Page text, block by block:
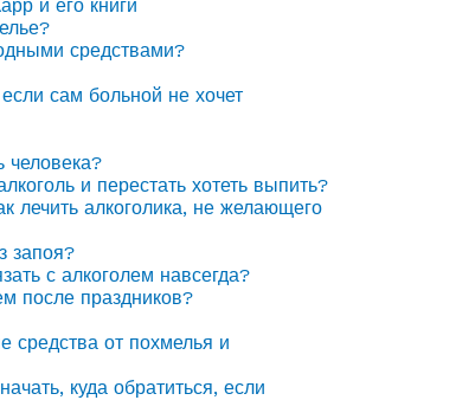
и его книги
средствами?
сам больной не хочет
человека?
и перестать хотеть выпить?
лечить алкоголика, не желающего
запоя?
с алкоголем навсегда?
после праздников?
средства от похмелья и
куда обратиться, если